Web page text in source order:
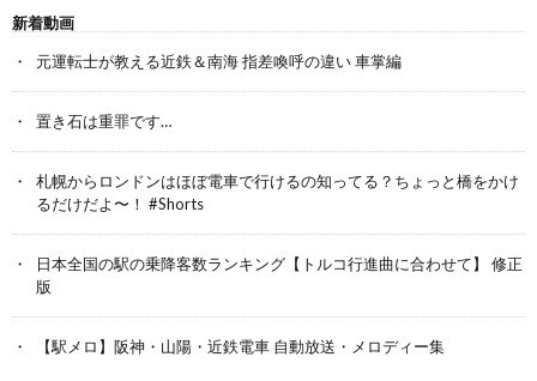
新着動画
元運転士が教える近鉄＆南海 指差喚呼の違い 車掌編
置き石は重罪です…
札幌からロンドンはほぼ電車で行けるの知ってる？ちょっと橋をかけ
るだけだよ〜！ #Shorts
日本全国の駅の乗降客数ランキング【トルコ行進曲に合わせて】 修正
版
【駅メロ】阪神・山陽・近鉄電車 自動放送・メロディー集